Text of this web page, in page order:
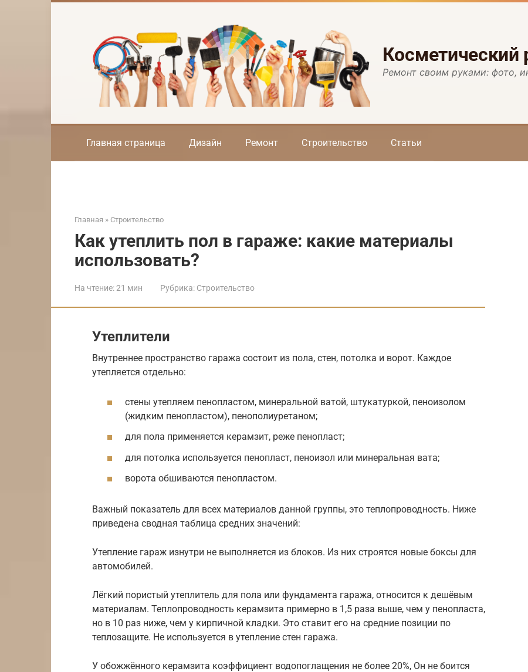
Косметический
Ремонт своим руками: фото,
Главная страница Дизайн Ремонт Строительство Статьи
Главная » Строительство
Как утеплить пол в гараже: какие материалы
использовать?
На чтение:21 мин Рубрика: Строительство
Утеплители
Внутреннее пространство гаража состоит из пола, стен, потолка и ворот. Каждое
утепляется отдельно:
стены утепляем пенопластом, минеральной ватой, штукатуркой, пеноизолом
(жидким пенопластом), пенополиуретаном;
для пола применяется керамзит, реже пенопласт;
для потолка используется пенопласт, пеноизол или минеральная вата;
ворота обшиваются пенопластом.
Важный показатель для всех материалов данной группы, это теплопроводность. Ниже
приведена сводная таблица средних значений:
Утепление гараж изнутри не выполняется из блоков. Из них строятся новые боксы для
автомобилей.
Лёгкий пористый утеплитель для пола или фундамента гаража, относится к дешёвым
материалам. Теплопроводность керамзита примерно в 1,5 раза выше, чем у пенопласта,
но в 10 раз ниже, чем у кирпичной кладки. Это ставит его на средние позиции по
теплозащите. Не используется в утепление стен гаража.
У обожжённого керамзита коэффициент водопоглащения не более 20%, Он не боится